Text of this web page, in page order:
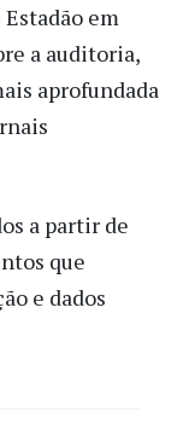
em
a auditoria,
aprofundada
a partir de
que
e dados